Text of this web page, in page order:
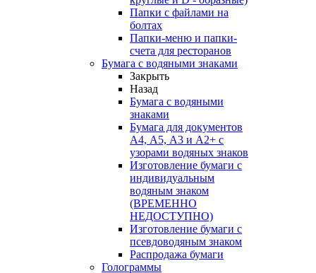
Папки с файлами на
болтах
Папки-меню и папки-
счета для ресторанов
Бумага с водяными знаками
Закрыть
Назад
Бумага с водяными
знаками
Бумага для документов
А4, А5, А3 и А2+ с
узорами водяных знаков
Изготовление бумаги с
индивидуальным
водяным знаком
(ВРЕМЕННО
НЕДОСТУПНО)
Изготовление бумаги с
псевдоводяным знаком
Распродажа бумаги
Голограммы